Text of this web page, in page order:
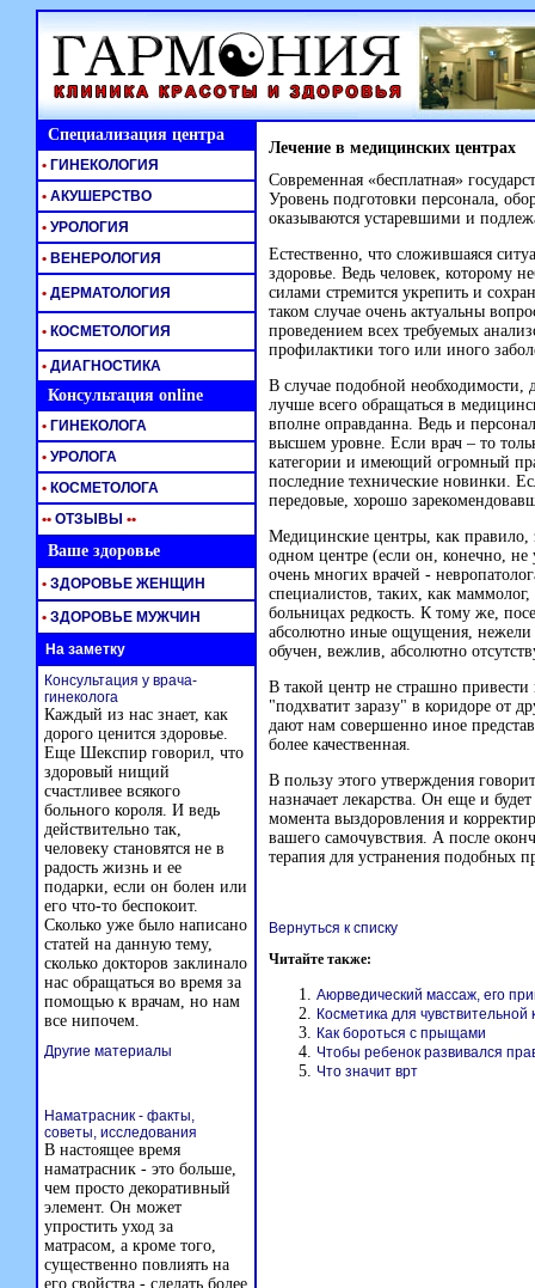
Специализация центра Лечение в медицинских центрах
Современная «бесплатная»
Уровень подготовки персонала,
оказываются устаревшими и
Естественно, что сложившаяся
здоровье. Ведь человек, которому
силами стремится укрепить и
таком случае очень актуальны
проведением всех требуемых
профилактики того или иного
В случае подобной необходимости,
лучше всего обращаться в
вполне оправданна. Ведь и
высшем уровне. Если врач – то
категории и имеющий огромный
последние технические новинки.
передовые, хорошо
Медицинские центры, как правило,
одном центре (если он, конечно,
очень многих врачей -
специалистов, таких, как
больницах редкость. К тому же,
абсолютно иные ощущения, нежели
обучен, вежлив, абсолютно
В такой центр не страшно привести
"подхватит заразу" в коридоре от
дают нам совершенно иное
более качественная.
В пользу этого утверждения
назначает лекарства. Он еще и
момента выздоровления и
вашего самочувствия. А после
терапия для устранения подобных
Вернуться к списку
Читайте также:
Аюрведический массаж, его
Косметика для чувствительной
Как бороться с прыщами
Чтобы ребенок развивался
Что значит врт
• ГИНЕКОЛОГИЯ
• АКУШЕРСТВО
• УРОЛОГИЯ
• ВЕНЕРОЛОГИЯ
• ДЕРМАТОЛОГИЯ
• КОСМЕТОЛОГИЯ
• ДИАГНОСТИКА
Консультация online
• ГИНЕКОЛОГА
• УРОЛОГА
• КОСМЕТОЛОГА
•• ОТЗЫВЫ ••
Ваше здоровье
• ЗДОРОВЬЕ ЖЕНЩИН
• ЗДОРОВЬЕ МУЖЧИН
На заметку
Консультация у врача-
гинеколога
Каждый из нас знает, как
дорого ценится здоровье.
Еще Шекспир говорил, что
здоровый нищий
счастливее всякого
больного короля. И ведь
действительно так,
человеку становятся не в
радость жизнь и ее
подарки, если он болен или
его что-то беспокоит.
Сколько уже было написано
статей на данную тему,
сколько докторов заклинало
нас обращаться во время за
помощью к врачам, но нам
все нипочем.
Другие материалы
Наматрасник - факты,
советы, исследования
В настоящее время
наматрасник - это больше,
чем просто декоративный
элемент. Он может
упростить уход за
матрасом, а кроме того,
существенно повлиять на
его свойства - сделать более